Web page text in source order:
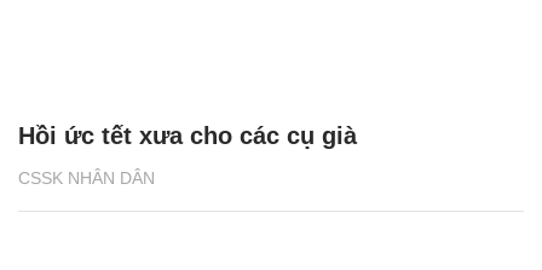
CSSK NHÂN DÂN
Hồi ức tết xưa cho các cụ già